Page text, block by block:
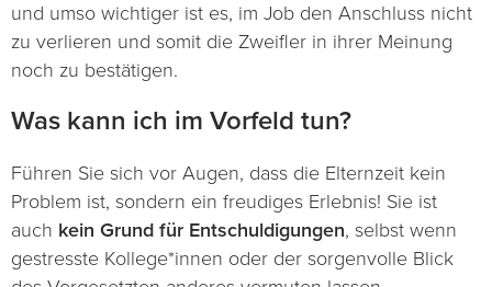
und umso wichtiger ist es, im Job den Anschluss nicht
zu verlieren und somit die Zweifler in ihrer Meinung
noch zu bestätigen.
Was kann ich im Vorfeld tun?
Führen Sie sich vor Augen, dass die Elternzeit kein
Problem ist, sondern ein freudiges Erlebnis! Sie ist
auch kein Grund für Entschuldigungen, selbst wenn
gestresste Kollege*innen oder der sorgenvolle Blick